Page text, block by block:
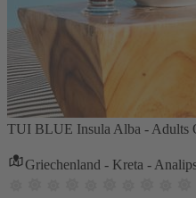
TUI BLUE Insula Alba - Adults
Griechenland - Kreta -